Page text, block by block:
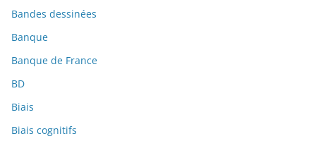
Bandes dessinées
Banque
Banque de France
BD
Biais
Biais cognitifs